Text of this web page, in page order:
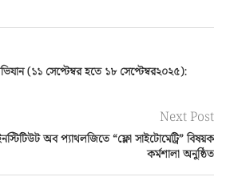
(১১ সেপ্টেম্বর হতে ১৮ সেপ্টেম্বর২০২৫):
অব প্যাথলজিতে “ফ্লো সাইটোমেট্রি” বিষয়ক
কর্মশালা অনুষ্ঠিত